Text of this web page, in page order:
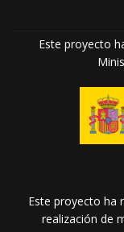
Este proyecto
Este proyecto ha
realización de